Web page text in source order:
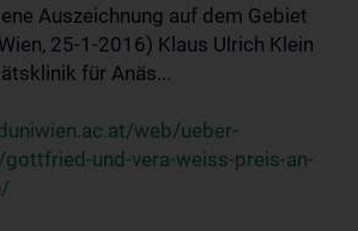
Auszeichnung auf dem Gebiet
25-1-2016) Klaus Ulrich Klein
für Anäs...
web/ueber-
und-vera-weiss-preis-an-